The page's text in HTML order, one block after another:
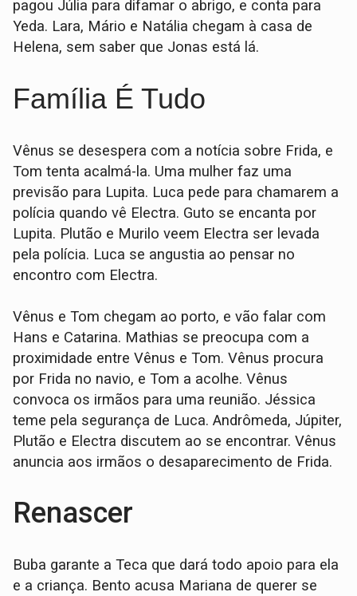
pagou Júlia para difamar o abrigo, e conta para
Yeda. Lara, Mário e Natália chegam à casa de
Helena, sem saber que Jonas está lá.
Família É Tudo
Vênus se desespera com a notícia sobre Frida, e
Tom tenta acalmá-la. Uma mulher faz uma
previsão para Lupita. Luca pede para chamarem a
polícia quando vê Electra. Guto se encanta por
Lupita. Plutão e Murilo veem Electra ser levada
pela polícia. Luca se angustia ao pensar no
encontro com Electra.
Vênus e Tom chegam ao porto, e vão falar com
Hans e Catarina. Mathias se preocupa com a
proximidade entre Vênus e Tom. Vênus procura
por Frida no navio, e Tom a acolhe. Vênus
convoca os irmãos para uma reunião. Jéssica
teme pela segurança de Luca. Andrômeda, Júpiter,
Plutão e Electra discutem ao se encontrar. Vênus
anuncia aos irmãos o desaparecimento de Frida.
Renascer
Buba garante a Teca que dará todo apoio para ela
e a criança. Bento acusa Mariana de querer se